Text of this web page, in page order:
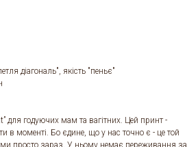
діагональ", якість "пеньє"
для годуючих мам та вагітних. Цей принт -
в моменті. Бо єдине, що у нас точно є - це той